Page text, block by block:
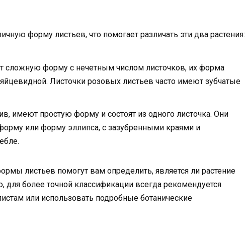
форму листьев, что помогает различать эти два растения:
сложную форму с нечетным числом листочков, их форма
Листочки розовых листьев часто имеют зубчатые
имеют простую форму и состоят из одного листочка. Они
или форму эллипса, с зазубренными краями и
листьев помогут вам определить, является ли растение
более точной классификации всегда рекомендуется
или использовать подробные ботанические